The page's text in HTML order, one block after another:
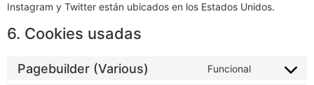
Instagram y Twitter están ubicados en los Estados Unidos.
6. Cookies usadas
Pagebuilder (Various) Funcional
Consent